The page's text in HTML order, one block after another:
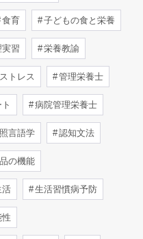
食育 子どもの食と栄養
習 栄養教諭
トレス 管理栄養士
病院管理栄養士
言語学 認知文法
の機能
生活習慣病予防